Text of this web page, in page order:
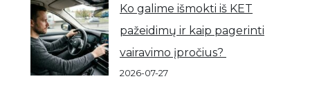
Ko galime išmokti iš KET
pažeidimų ir kaip pagerinti
vairavimo įpročius?
2026-07-27